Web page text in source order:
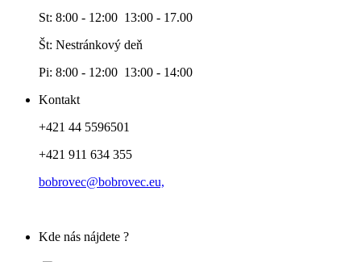
St: 8:00 - 12:00 13:00 - 17.00
Št: Nestránkový deň
Pi: 8:00 - 12:00 13:00 - 14:00
Kontakt
+421 44 5596501
+421 911 634 355
bobrovec@bobrovec.eu,
Kde nás nájdete ?